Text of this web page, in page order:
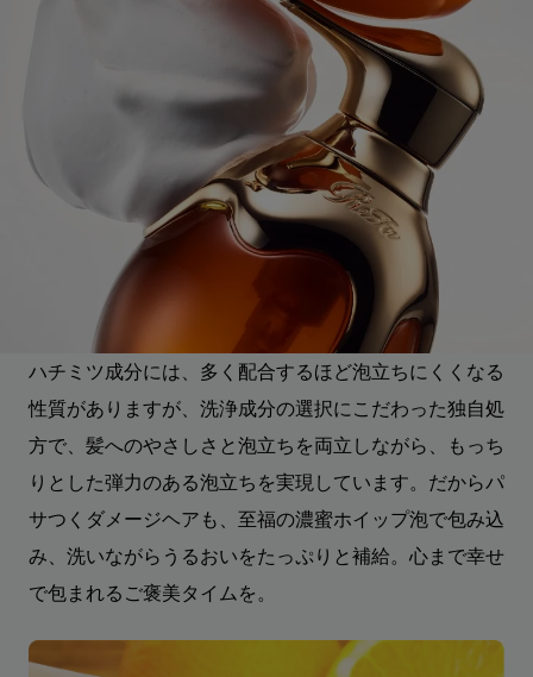
ハチミツ成分には、多く配合するほど泡立ちにくくなる
性質がありますが、洗浄成分の選択にこだわった独自処
方で、髪へのやさしさと泡立ちを両立しながら、もっち
りとした弾力のある泡立ちを実現しています。だからパ
サつくダメージヘアも、至福の濃蜜ホイップ泡で包み込
み、洗いながらうるおいをたっぷりと補給。心まで幸せ
で包まれるご褒美タイムを。